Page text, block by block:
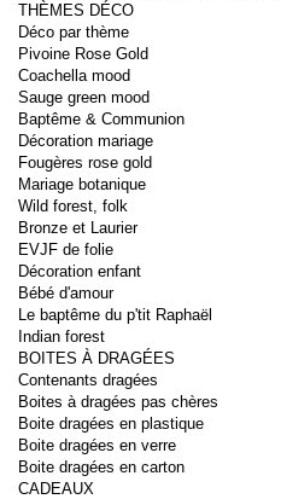
THÈMES DÉCO
Déco par thème
Pivoine Rose Gold
Coachella mood
Sauge green mood
Baptême & Communion
Décoration mariage
Fougères rose gold
Mariage botanique
Wild forest, folk
Bronze et Laurier
EVJF de folie
Décoration enfant
Bébé d'amour
Le baptême du p'tit Raphaël
Indian forest
BOITES À DRAGÉES
Contenants dragées
Boites à dragées pas chères
Boite dragées en plastique
Boite dragées en verre
Boite dragées en carton
CADEAUX